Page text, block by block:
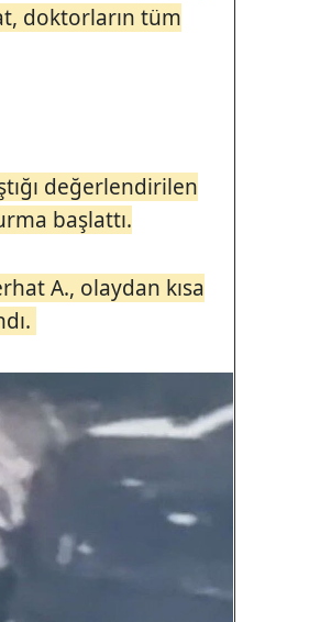
doktorların tüm
değerlendirilen
başlattı.
A., olaydan kısa